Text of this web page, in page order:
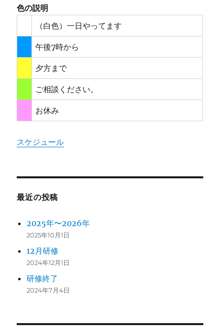
色の説明
（白色）一日やってます
午後7時から
夕方まで
ご相談ください。
お休み
スケジュール
最近の投稿
2025年〜2026年
2025年10月1日
12月研修
2024年12月1日
研修終了
2024年7月4日